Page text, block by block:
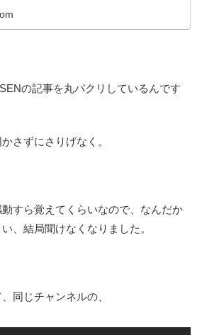
の記事を丸パクリしているんです
さずにさりげなく。
すら覚えてくらいなので、なんだか
、結局聞けなくなりました。
同じチャンネルの、